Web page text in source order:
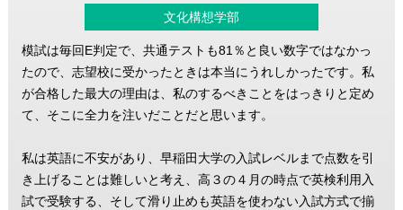
文化構想学部
模試は毎回E判定で、共通テストも81％と良い数字ではなかっ
たので、志望校に受かったときは本当にうれしかったです。私
が合格した最大の理由は、私のするべきことをはっきりと定め
て、そこに全力を注いだことだと思います。
私は英語に不安があり、早稲田大学の入試レベルまで点数を引
き上げることは難しいと考え、高３の４月の時点で英検利用入
試で受験する、そして滑り止めも英語を使わない入試方式で揃